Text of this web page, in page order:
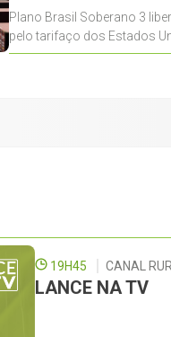
Plano Brasil Soberano 3
pelo tarifaço dos Estados
contemplados
19H45 CANAL
LANCE NA TV